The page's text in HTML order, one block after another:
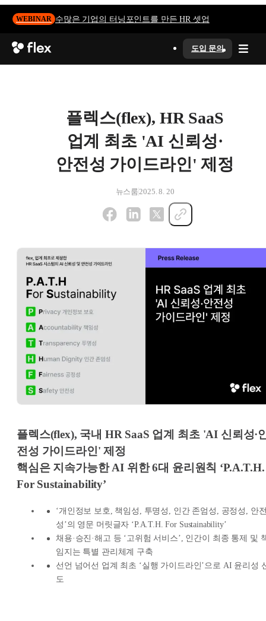
WEBINAR 수많은 기업의 터닝포인트를 만든 HR 셋업
도입 문의
플렉스(flex), HR SaaS
업계 최초 'AI 신뢰성·
안전성 가이드라인' 제정
뉴스룸 2025. 8. 20
플렉스(flex), 국내 HR SaaS 업계 최초 'AI 신뢰성·
전성 가이드라인' 제정
핵심은 지속가능한 AI 위한 6대 윤리원칙 ‘P.A.T.H.
For Sustainability’
‘개인정보 보호, 책임성, 투명성, 인간 존엄성, 공정성, 안
성’의 영문 머릿글자 ‘P.A.T.H. For Sustainability’
채용·승진·해고 등 ‘고위험 서비스’, 인간이 최종 통제 및
임지는 특별 관리체계 구축
선언 넘어선 업계 최초 ‘실행 가이드라인’으로 AI 윤리성
도